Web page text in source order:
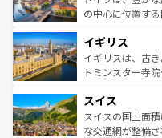
ンテンツ一覧を
から魅了する。
いる。シャンパ
香り高いラベン
らに、パリ以外
れる地方に足を
きる
を参照してほしい
の中心に位置す
顔を持つこの国
ルリンの文化的
してライン川沿
は、お酒好きな人には
ドイツ情報はコ
イギリス
イギリスは、古
トミンスター寺
リアごとに異な
ティー、ビール
戦など、本場だ
スイス
スイスの国土面
な交通網が整備